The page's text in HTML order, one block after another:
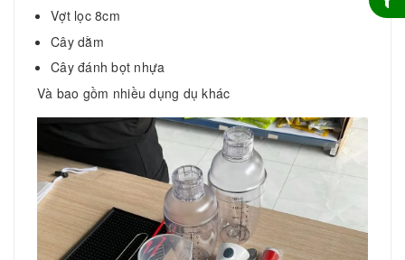
Vợt lọc 8cm
Cây dằm
Cây đánh bọt nhựa
Và bao gồm nhiều dụng dụ khác